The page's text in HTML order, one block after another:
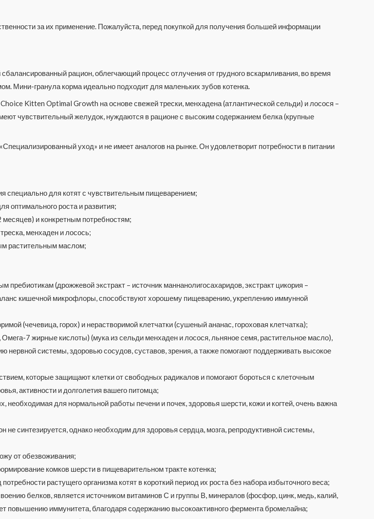
за их применение. Пожалуйста, перед покупкой для получения большей информации
рацион, облегчающий процесс отлучения от грудного вскармливания, во время
Мини-гранула корма идеально подходит для маленьких зубов котенка.
Kitten Optimal Growth на основе свежей трески, менхадена (атлантической сельди) и лосося –
чувствительный желудок, нуждаются в рационе с высоким содержанием белка (крупные
уход» и не имеет аналогов на рынке. Он удовлетворит потребности в питании
специально для котят с чувствительным пищеварением;
оптимального роста и развития;
месяцев) и конкретным потребностям;
менхаден и лосось;
растительным маслом;
пребиотикам (дрожжевой экстракт – источник маннанолигосахаридов, экстракт цикория –
кишечной микрофлоры, способствуют хорошему пищеварению, укреплению иммунной
(чечевица, горох) и нерастворимой клетчатки (сушеный ананас, гороховая клетчатка);
7 жирные кислоты) (мука из сельди менхаден и лосося, льняное семя, растительное масло),
системы, здоровью сосудов, суставов, зрения, а также помогают поддерживать высокое
которые защищают клетки от свободных радикалов и помогают бороться с клеточным
активности и долголетия вашего питомца;
для нормальной работы печени и почек, здоровья шерсти, кожи и когтей, очень важна
не синтезируется, однако необходим для здоровья сердца, мозга, репродуктивной системы,
от обезвоживания;
комков шерсти в пищеварительном тракте котенка;
растущего организма котят в короткий период их роста без набора избыточного веса;
белков, является источником витаминов С и группы В, минералов (фосфор, цинк, медь, калий,
повышению иммунитета, благодаря содержанию высокоактивного фермента бромелайна;